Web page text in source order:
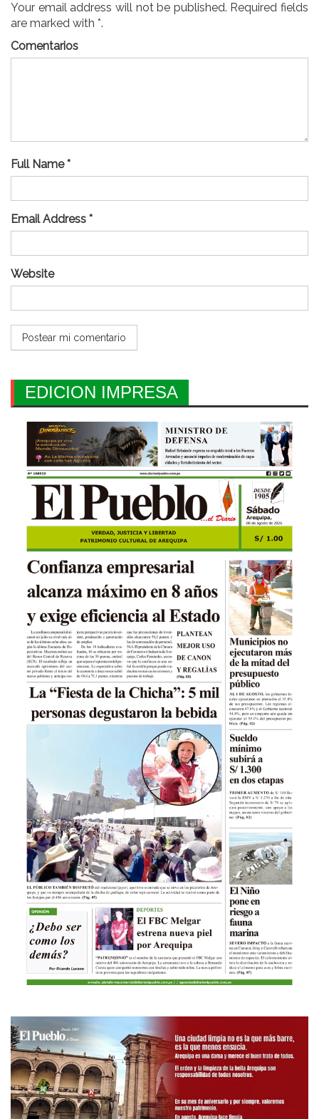
Your email address will not be published. Required fields
are marked with *.
Comentarios
Full Name *
Email Address *
Website
EDICION IMPRESA